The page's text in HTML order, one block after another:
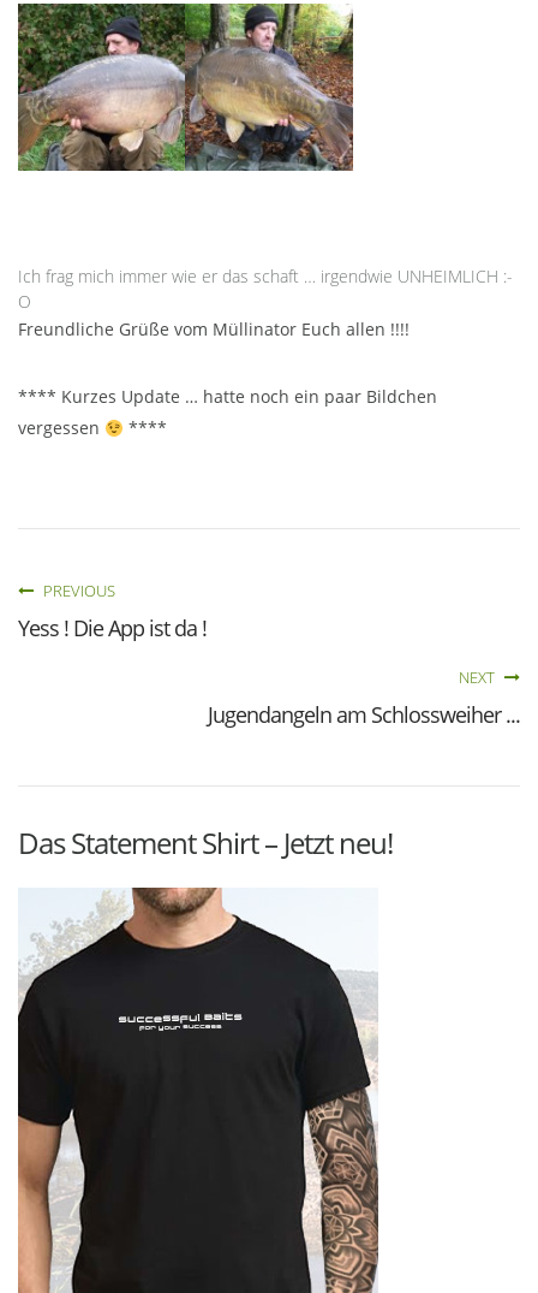
Ich frag mich immer wie er das schaft … irgendwie UNHEIMLICH :-
O
Freundliche Grüße vom Müllinator Euch allen !!!!
**** Kurzes Update … hatte noch ein paar Bildchen
vergessen
****
PREVIOUS
Yess ! Die App ist da !
NEXT
Jugendangeln am Schlossweiher ...
Das Statement Shirt – Jetzt neu!